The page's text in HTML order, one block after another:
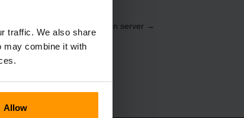
traffic. We also share
may combine it with
Allow
(Servrar → Välj din server →
Pack)